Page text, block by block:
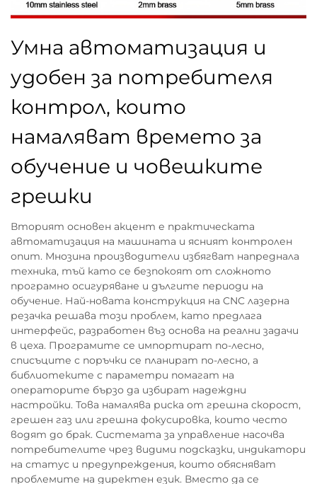
Умна автоматизация и
удобен за потребителя
контрол, които
намаляват времето за
обучение и човешките
грешки
Вторият основен акцент е практическата
автоматизация на машината и ясният контролен
опит. Мнозина производители избягват напреднала
техника, тъй като се безпокоят от сложното
програмно осигуряване и дългите периоди на
обучение. Най-новата конструкция на CNC лазерна
резачка решава този проблем, като предлага
интерфейс, разработен въз основа на реални задачи
в цеха. Програмите се импортират по-лесно,
списъците с поръчки се планират по-лесно, а
библиотеките с параметри помагат на
операторите бързо да избират надеждни
настройки. Това намалява риска от грешна скорост,
грешен газ или грешна фокусировка, които често
водят до брак. Системата за управление насочва
потребителите чрез видими подсказки, индикатори
на статус и предупреждения, които обясняват
проблемите на директен език. Вместо да се